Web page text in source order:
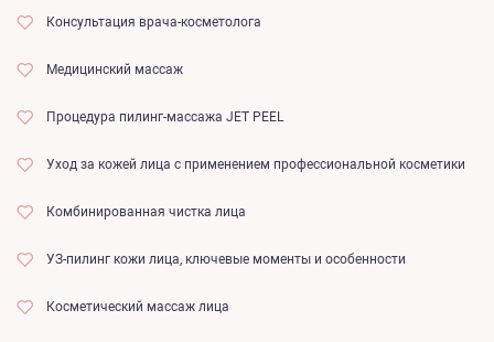
Консультация врача-косметолога
Медицинский массаж
Процедура пилинг-массажа JET PEEL
Уход за кожей лица с применением профессиональной косметики
Комбинированная чистка лица
УЗ-пилинг кожи лица, ключевые моменты и особенности
Косметический массаж лица